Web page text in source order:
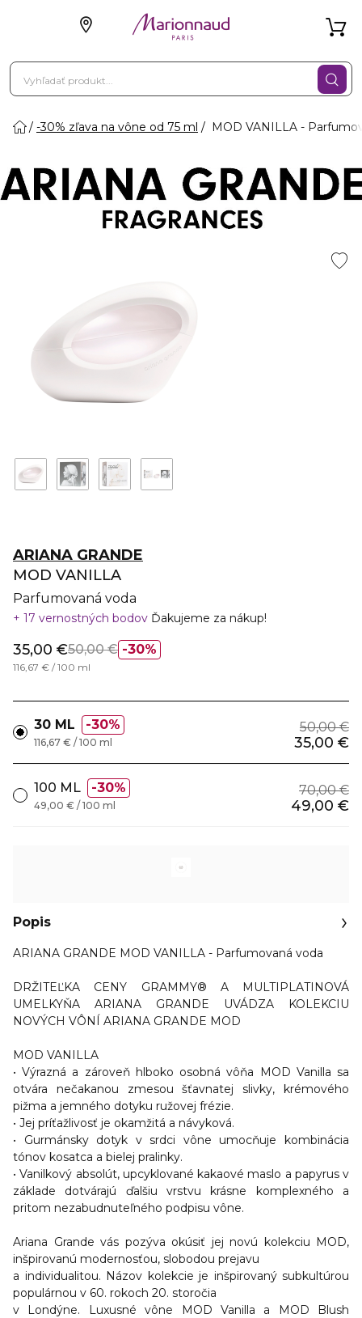
-30% zľava na vône od 75 ml MOD VANILLA -
ARIANA GRANDE
MOD VANILLA
Parfumovaná voda
17 vernostných bodov Ďakujeme za nákup!
30%
35,00 €50,00 €
116,67 € / 100 ml
30 ML 30% 50,00 €
35,00 €
116,67 € / 100 ml
100 ML 30% 70,00 €
49,00 €
49,00 € / 100 ml
Popis
ARIANA GRANDE MOD VANILLA - Parfumovaná voda
DRŽITEĽKA CENY GRAMMY® A MULTIPLATINOVÁ
UMELKYŇA ARIANA GRANDE UVÁDZA KOLEKCIU
NOVÝCH VÔNÍ ARIANA GRANDE MOD
MOD VANILLA
• Výrazná a zároveň hlboko osobná vôňa MOD Vanilla sa
otvára nečakanou zmesou šťavnatej slivky, krémového
pižma a jemného dotyku ružovej frézie.
• Jej príťažlivosť je okamžitá a návyková.
• Gurmánsky dotyk v srdci vône umocňuje kombinácia
tónov kosatca a bielej pralinky.
• Vanilkový absolút, upcyklované kakaové maslo a papyrus v
základe dotvárajú ďalšiu vrstvu krásne komplexného a
pritom nezabudnuteľného podpisu vône.
Ariana Grande vás pozýva okúsiť jej novú kolekciu MOD,
inšpirovanú modernosťou, slobodou prejavu
a individualitou. Názov kolekcie je inšpirovaný subkultúrou
populárnou v 60. rokoch 20. storočia
v Londýne. Luxusné vône MOD Vanilla a MOD Blush